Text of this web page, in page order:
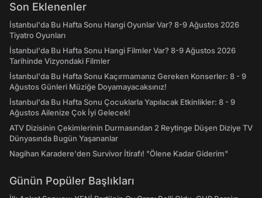
Son Eklenenler
İstanbul'da Bu Hafta Sonu Hangi Oyunlar Var? 8-9 Ağustos 2026
Tiyatro Oyunları
İstanbul'da Bu Hafta Sonu Hangi Filmler Var? 8-9 Ağustos 2026
Tarihinde Vizyondaki Filmler
İstanbul'da Bu Hafta Sonu Kaçırmamanız Gereken Konserler: 8 - 9
Ağustos Günleri Müziğe Doyamayacaksınız!
İstanbul'da Bu Hafta Sonu Çocuklarla Yapılacak Etkinlikler: 8 - 9
Ağustos Ailenize Çok İyi Gelecek!
ATV Dizisinin Çekimlerinin Durmasından 2 Reytinge Düşen Diziye TV
Dünyasında Bugün Yaşananlar
Nagihan Karadere'den Survivor İtirafı! "Ölene Kadar Giderim"
Günün Popüler Başlıkları